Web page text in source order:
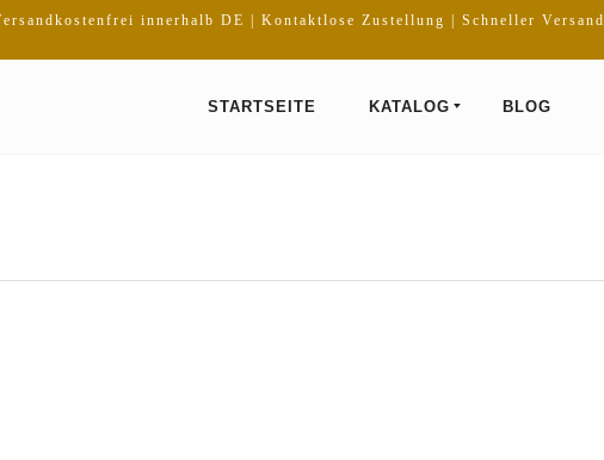
innerhalb DE | Kontaktlose Zustellung | Schneller Versand
STARTSEITE
KATALOG BLOG